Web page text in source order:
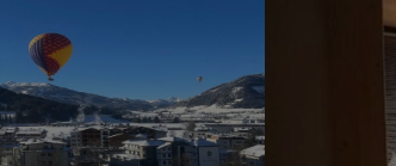
ningún resultado que coincida con tu